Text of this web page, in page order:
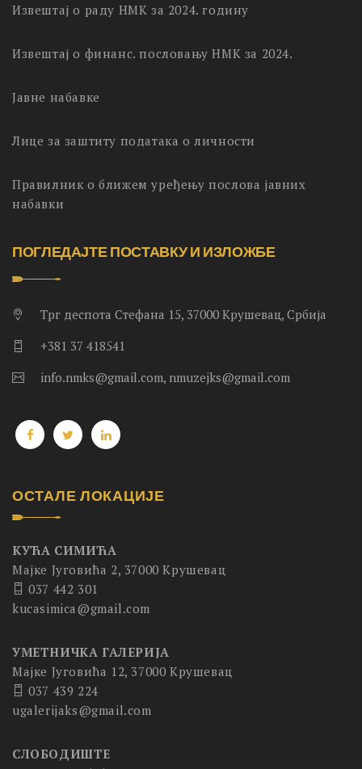
Извештај о раду НМК за 2024. годину
Извештај о финанс. пословању НМК за 2024.
Јавне набавке
Лице за заштиту података о личности
Правилник о ближем уређењу послова јавних
набавки
ПОГЛЕДАЈТЕ ПОСТАВКУ И ИЗЛОЖБЕ
Трг деспота Стефана 15, 37000 Крушевац, Србија
+381 37 418541
info.nmks@gmail.com, nmuzejks@gmail.com
ОСТАЛЕ ЛОКАЦИЈЕ
КУЋА СИМИЋА
Мајке Југовића 2, 37000 Крушевац
037 442 301
kucasimica@gmail.com
УМЕТНИЧКА ГАЛЕРИЈА
Мајке Југовића 12, 37000 Крушевац
037 439 224
ugalerijaks@gmail.com
СЛОБОДИШТЕ